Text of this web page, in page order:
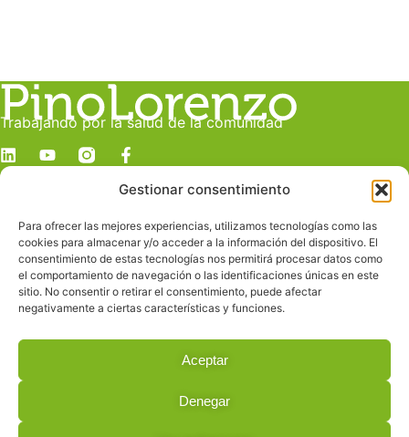
Gestionar consentimiento
Para ofrecer las mejores experiencias, utilizamos tecnologías como las
cookies para almacenar y/o acceder a la información del dispositivo. El
consentimiento de estas tecnologías nos permitirá procesar datos como
el comportamiento de navegación o las identificaciones únicas en este
sitio. No consentir o retirar el consentimiento, puede afectar
negativamente a ciertas características y funciones.
Aceptar
Denegar
Trabajando por la salud de la comunidad
Despacho E
Las Palmas de Gran Canaria
Contacto
info@pinolorenzo.com
619 228 160